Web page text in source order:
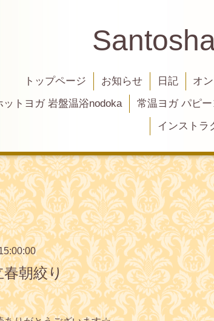
トップページ お知らせ 日記 オ
ットヨガ 岩盤温浴nodoka
常温ヨガ パピ
インストラ
朝絞り